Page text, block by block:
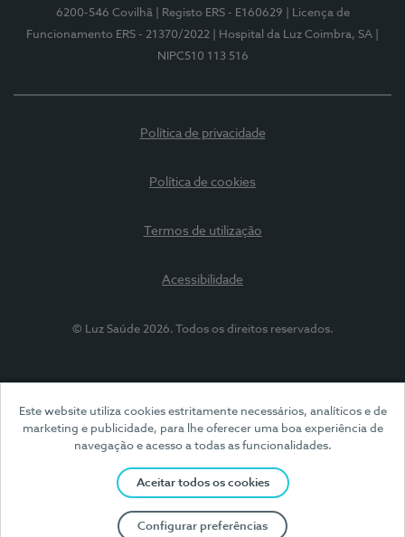
Este website utiliza cookies estritamente necessários, analíticos e de
marketing e publicidade, para lhe oferecer uma boa experiência de
navegação e acesso a todas as funcionalidades.
Aceitar todos os cookies
Configurar preferências
6200-546 Covilhã
| Registo ERS - E160629
| Licença de
Funcionamento ERS - 21370/2022
| Hospital da Luz Coimbra, SA
NIPC510 113 516
Política de privacidade
Política de cookies
Termos de utilização
Acessibilidade
© Luz Saúde 2026. Todos os direitos reservados.